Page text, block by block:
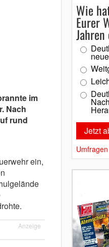
im
Nach
rund
ein,
Anzeige
Wie
Eurer
Umfragen